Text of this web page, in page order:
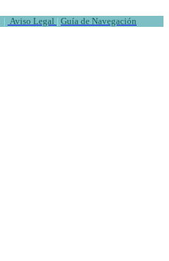
| Aviso Legal | Guía de Navegación